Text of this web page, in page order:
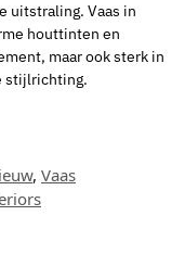
uitstraling. Vaas in
houttinten en
maar ook sterk in
stijlrichting.
, Vaas